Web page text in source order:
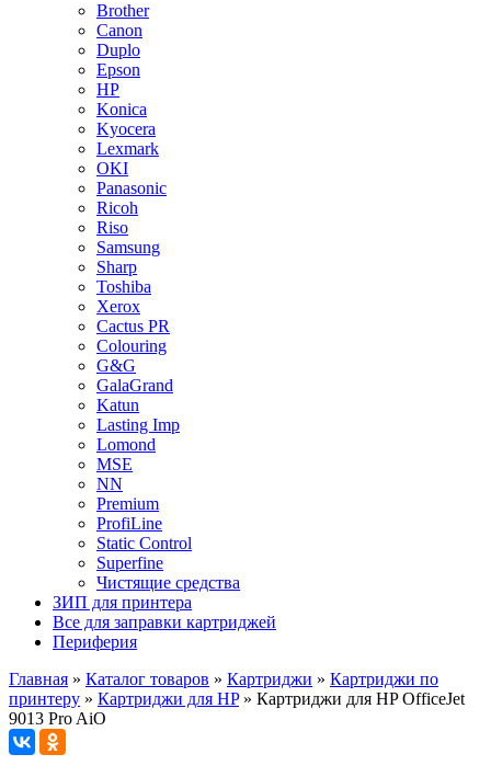
Brother
Canon
Duplo
Epson
HP
Konica
Kyocera
Lexmark
OKI
Panasonic
Ricoh
Riso
Samsung
Sharp
Toshiba
Xerox
Cactus PR
Colouring
G&G
GalaGrand
Katun
Lasting Imp
Lomond
MSE
NN
Premium
ProfiLine
Static Control
Superfine
Чистящие средства
ЗИП для принтера
Все для заправки картриджей
Периферия
Главная » Каталог товаров » Картриджи » Картриджи по
принтеру » Картриджи для HP» Картриджи для HP OfficeJet
9013 Pro AiO